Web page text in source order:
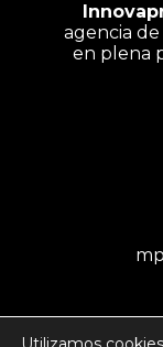
agencia
en plena